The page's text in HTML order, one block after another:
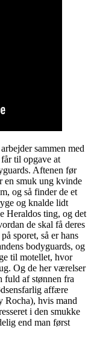
sammen med
til opgave at
Aftenen før
en smuk ung kvinde
og så finder de et
og knalde lidt
Heraldos ting, og det
de skal få deres
sporet, så er hans
bodyguards, og
til motellet, hvor
Og de her værelser
fuld af stønnen fra
affære
Rocha), hvis mand
i den smukke
end man først